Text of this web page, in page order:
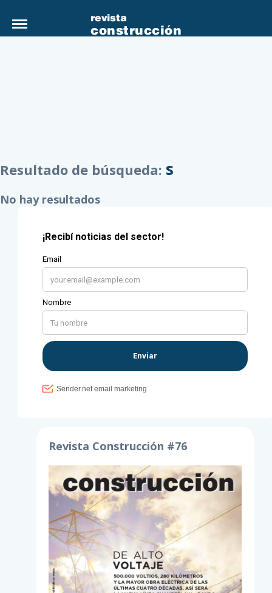
revista
construcción
Resultado de búsqueda: s
No hay resultados
Revista Construcción #76